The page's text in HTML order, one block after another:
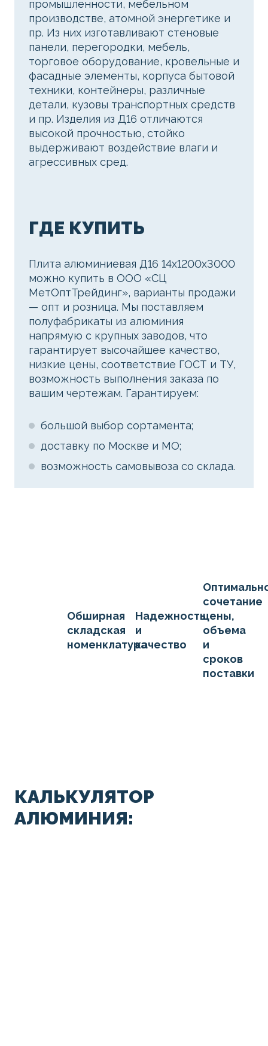
промышленности, мебельном
производстве, атомной энергетике и
пр. Из них изготавливают стеновые
панели, перегородки, мебель,
торговое оборудование, кровельные и
фасадные элементы, корпуса бытовой
техники, контейнеры, различные
детали, кузовы транспортных средств
и пр. Изделия из Д16 отличаются
высокой прочностью, стойко
выдерживают воздействие влаги и
агрессивных сред.
ГДЕ КУПИТЬ
Плита алюминиевая Д16 14х1200х3000
можно купить в ООО «СЦ
МетОптТрейдинг», варианты продажи
— опт и розница. Мы поставляем
полуфабрикаты из алюминия
напрямую с крупных заводов, что
гарантирует высочайшее качество,
низкие цены, соответствие ГОСТ и ТУ,
возможность выполнения заказа по
вашим чертежам. Гарантируем:
большой выбор сортамента;
доставку по Москве и МО;
возможность самовывоза со склада.
Обширная
складская
номенклатура
Надежность
и
качество
сочетание
цены,
объема
и
сроков
поставки
КАЛЬКУЛЯТОР
АЛЮМИНИЯ: